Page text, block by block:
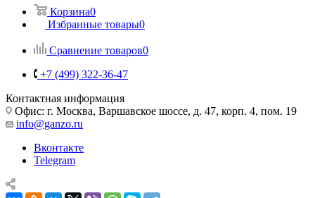
Корзина0
Избранные товары0
Сравнение товаров0
+7 (499) 322-36-47
Контактная информация
Офис: г. Москва, Варшавское шоссе, д. 47, корп. 4, пом. 19
info@ganzo.ru
Вконтакте
Telegram